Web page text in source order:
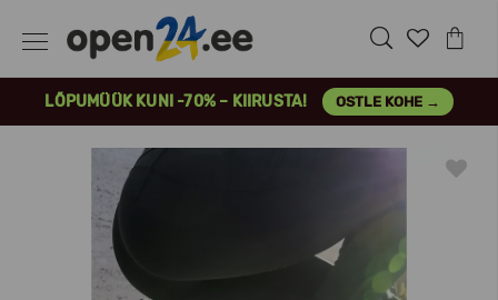
LÕPUMÜÜK KUNI -70% – KIIRUSTA! OSTLE KOHE →